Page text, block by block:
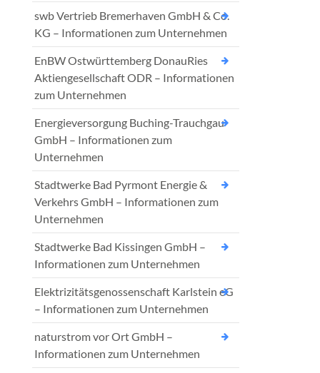
swb Vertrieb Bremerhaven GmbH & Co.
KG – Informationen zum Unternehmen
EnBW Ostwürttemberg DonauRies
Aktiengesellschaft ODR – Informationen
zum Unternehmen
Energieversorgung Buching-Trauchgau
GmbH – Informationen zum
Unternehmen
Stadtwerke Bad Pyrmont Energie &
Verkehrs GmbH – Informationen zum
Unternehmen
Stadtwerke Bad Kissingen GmbH –
Informationen zum Unternehmen
Elektrizitätsgenossenschaft Karlstein eG
– Informationen zum Unternehmen
naturstrom vor Ort GmbH –
Informationen zum Unternehmen